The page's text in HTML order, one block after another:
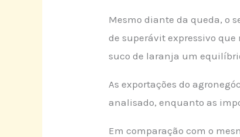
Mesmo diante da queda, o
de superávit expressivo
suco de laranja um
As exportações do
analisado, enquanto as
Em comparação com o